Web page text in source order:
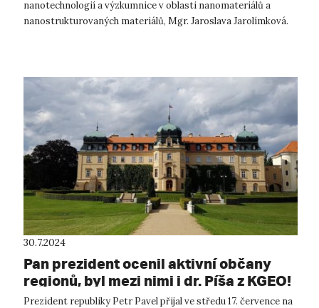
nanotechnologií a výzkumnice v oblasti nanomateriálů a
nanostrukturovaných materiálů, Mgr. Jaroslava Jarolímková.
30.7.2024
Pan prezident ocenil aktivní občany
regionů, byl mezi nimi i dr. Píša z KGEO!
Prezident republiky Petr Pavel přijal ve středu 17. července na